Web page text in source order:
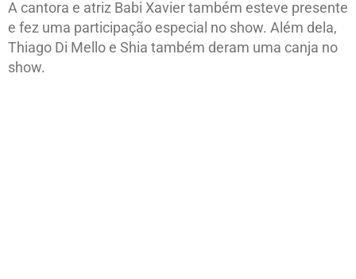
A cantora e atriz Babi Xavier também esteve presente
e fez uma participação especial no show. Além dela,
Thiago Di Mello e Shia também deram uma canja no
show.